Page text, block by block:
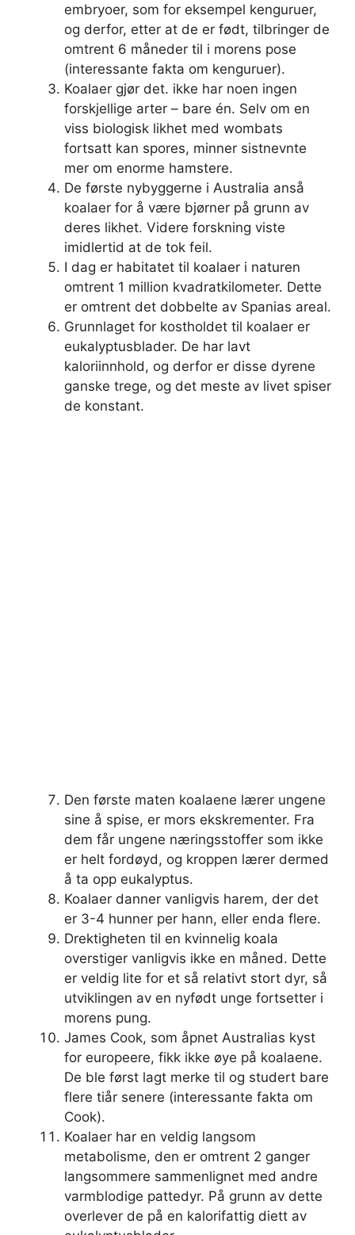
embryoer, som for eksempel kenguruer,
og derfor, etter at de er født, tilbringer de
omtrent 6 måneder til i morens pose
(interessante fakta om kenguruer).
Koalaer gjør det. ikke har noen ingen
forskjellige arter – bare én. Selv om en
viss biologisk likhet med wombats
fortsatt kan spores, minner sistnevnte
mer om enorme hamstere.
De første nybyggerne i Australia anså
koalaer for å være bjørner på grunn av
deres likhet. Videre forskning viste
imidlertid at de tok feil.
I dag er habitatet til koalaer i naturen
omtrent 1 million kvadratkilometer. Dette
er omtrent det dobbelte av Spanias areal.
Grunnlaget for kostholdet til koalaer er
eukalyptusblader. De har lavt
kaloriinnhold, og derfor er disse dyrene
ganske trege, og det meste av livet spiser
de konstant.
Den første maten koalaene lærer ungene
sine å spise, er mors ekskrementer. Fra
dem får ungene næringsstoffer som ikke
er helt fordøyd, og kroppen lærer dermed
å ta opp eukalyptus.
Koalaer danner vanligvis harem, der det
er 3-4 hunner per hann, eller enda flere.
Drektigheten til en kvinnelig koala
overstiger vanligvis ikke en måned. Dette
er veldig lite for et så relativt stort dyr, så
utviklingen av en nyfødt unge fortsetter i
morens pung.
James Cook, som åpnet Australias kyst
for europeere, fikk ikke øye på koalaene.
De ble først lagt merke til og studert bare
flere tiår senere (interessante fakta om
Cook).
Koalaer har en veldig langsom
metabolisme, den er omtrent 2 ganger
langsommere sammenlignet med andre
varmblodige pattedyr. På grunn av dette
overlever de på en kalorifattig diett av